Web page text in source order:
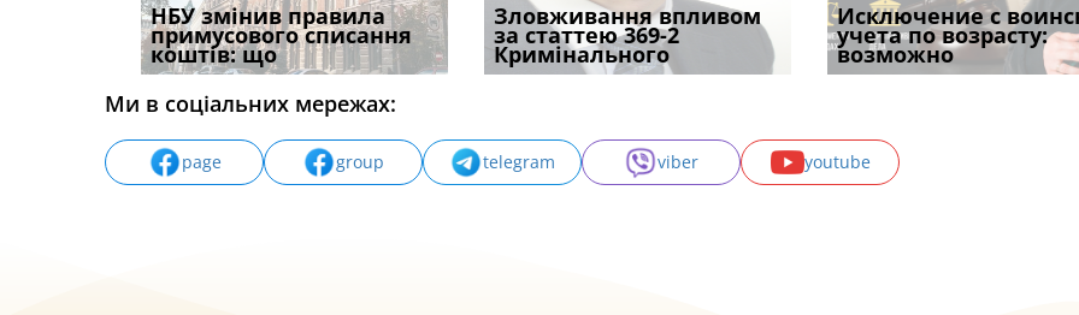
НБУ змінив правила
примусового списання
коштів: що
Якщо суд встановив для
відшкодування шкоди
наявніс
Документи, на яких не
проставляється
апостиль: пер
Водії можуть отримати
компенсацію за
незаконні дії
Зловживання впливом
за статтею 369-2
Кримінального
Переоформлення
відстрочки за іншою
підставою: нов
Особливості захисту у
кримінальному
провадженні: я
Исключение с
учета по возрасту:
возможно
Восьмий ААС
підтвердив, що
може скас
Ми в соціальних мережах:
page group telegram viber youtube